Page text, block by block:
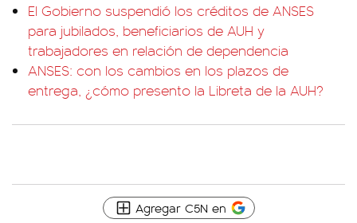
El Gobierno suspendió los créditos de ANSES
para jubilados, beneficiarios de AUH y
trabajadores en relación de dependencia
ANSES: con los cambios en los plazos de
entrega, ¿cómo presento la Libreta de la AUH?
Agregar C5N en